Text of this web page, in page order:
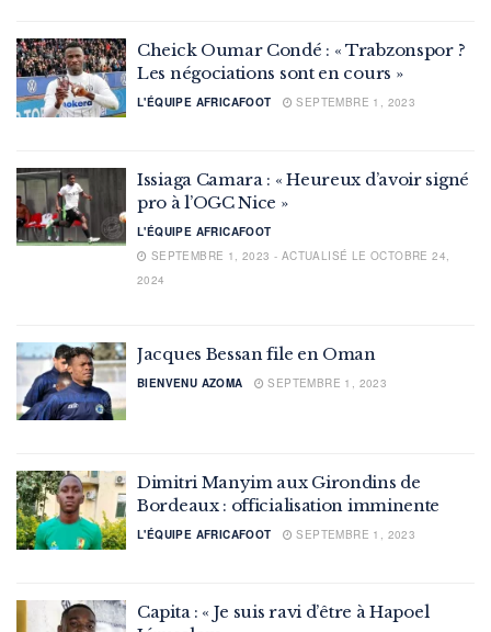
Cheick Oumar Condé : « Trabzonspor ?
Les négociations sont en cours »
L'ÉQUIPE AFRICAFOOT SEPTEMBRE 1, 2023
Issiaga Camara : « Heureux d’avoir signé
pro à l’OGC Nice »
L'ÉQUIPE AFRICAFOOT
SEPTEMBRE 1, 2023 - ACTUALISÉ LE OCTOBRE 24,
2024
Jacques Bessan file en Oman
BIENVENU AZOMA SEPTEMBRE 1, 2023
Dimitri Manyim aux Girondins de
Bordeaux : officialisation imminente
L'ÉQUIPE AFRICAFOOT SEPTEMBRE 1, 2023
Capita : « Je suis ravi d’être à Hapoel